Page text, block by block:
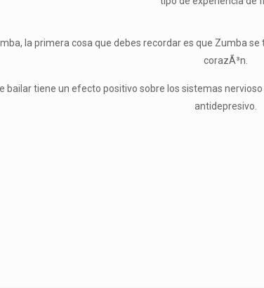
la primera cosa que debes recordar es que Zumba
corazÃ³n.
bailar tiene un efecto positivo sobre los sistemas
antidepresivo.